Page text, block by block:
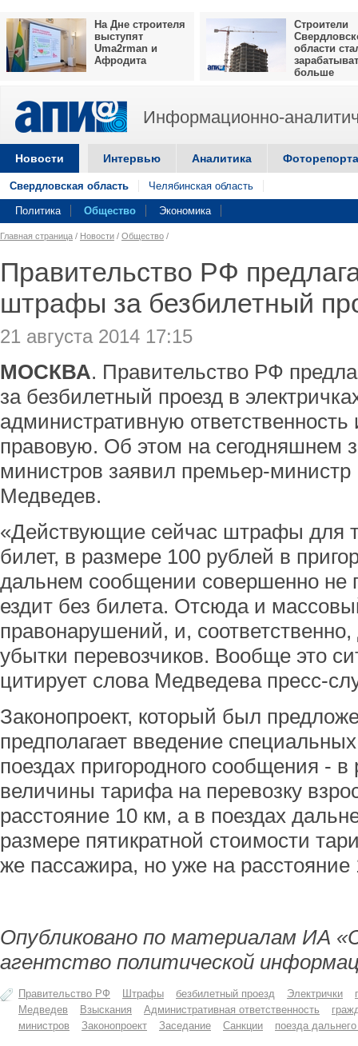
На Дне строителя
выступят
Uma2rman и
Афродита
Строители
области
больше
Информационно-
Новости Интервью Аналитика
Свердловская область Челябинская область
Политика Общество Экономика
Главная страница / Новости / Общество /
Правительство РФ
штрафы за безбилетный
21 августа 2014 17:15
МОСКВА. Правительство РФ
за безбилетный проезд в
административную ответственность
правовую. Об этом на сегодняшнем
министров заявил премьер-
Медведев.
«Действующие сейчас штрафы для
билет, в размере 100 рублей в
дальнем сообщении совершенно не
ездит без билета. Отсюда и
правонарушений, и,
убытки перевозчиков. Вообще это
цитирует слова Медведева пресс-
Законопроект, который был
предполагает введение
поездах пригородного сообщения -
величины тарифа на перевозку
расстояние 10 км, а в поездах
размере пятикратной стоимости
же пассажира, но уже на расстояние
Опубликовано по материалам ИА
агентство политической
Правительство РФ Штрафы безбилетный проезд Электрички
Медведев
Взыскания Административная ответственность
министров
Законопроект Заседание Санкции поезда